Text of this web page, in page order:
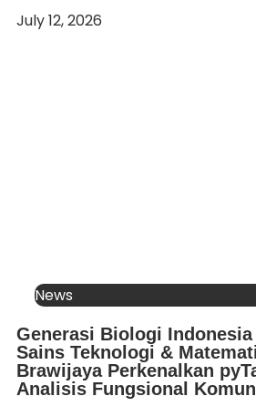
July 12, 2026
News
Generasi Biologi
Sains Teknologi &
Brawijaya Perkenalkan
Analisis Fungsional